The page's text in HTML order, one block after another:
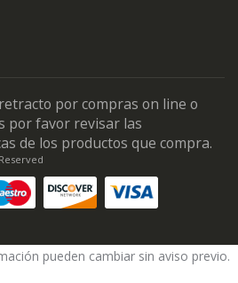
por compras on line o
por favor revisar las
de los productos que compra.
pueden cambiar sin aviso previo.